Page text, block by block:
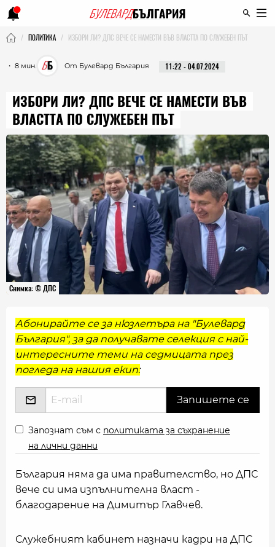
ПОЛИТИКА ИЗБОРИ ЛИ? ДПС ВЕЧЕ СЕ НАМЕСТИ ВЪВ ВЛАСТТА ПО СЛУЖЕБЕН ПЪТ
・ 8 мин. От Булевард България 11:22 - 04.07.2024
ИЗБОРИ ЛИ? ДПС ВЕЧЕ СЕ НАМЕСТИ ВЪВ
ВЛАСТТА ПО СЛУЖЕБЕН ПЪТ
Снимка: © ДПС
Абонирайте се за нюзлетъра на "Булевард
България", за да получавате селекция с най-
интересните теми на седмицата през
погледа на нашия екип:
Запознат съм с политиката за съхранение
на лични данни
България няма да има правителство, но ДПС
вече си има изпълнителна власт -
благодарение на Димитър Главчев.
Служебният кабинет назначи кадри на ДПС